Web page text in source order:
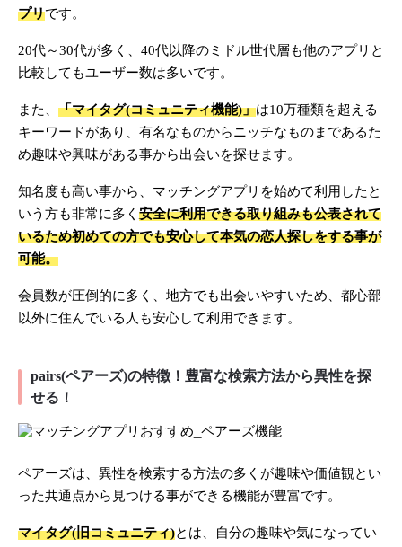
プリです。
20代～30代が多く、40代以降のミドル世代層も他のアプリと
比較してもユーザー数は多いです。
また、 「マイタグ(コミュニティ機能)」は10万種類を超える
キーワードがあり、有名なものからニッチなものまであるた
め趣味や興味がある事から出会いを探せます。
知名度も高い事から、マッチングアプリを始めて利用したと
いう方も非常に多く 安全に利用できる取り組みも公表されて
いるため初めての方でも安心して本気の恋人探しをする事が
可能。
会員数が圧倒的に多く、地方でも出会いやすいため、都心部
以外に住んでいる人も安心して利用できます。
pairs(ペアーズ)の特徴！豊富な検索方法から異性を探
せる！
ペアーズは、異性を検索する方法の多くが趣味や価値観とい
った共通点から見つける事ができる機能が豊富です。
マイタグ(旧コミュニティ)とは、自分の趣味や気になってい